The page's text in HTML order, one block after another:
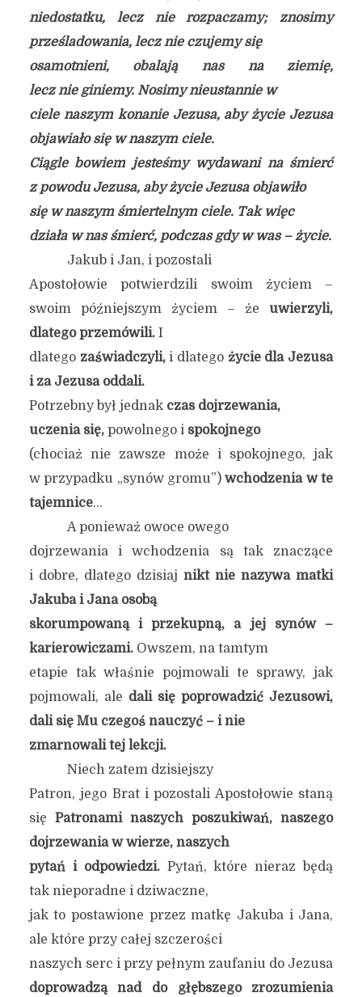
niedostatku, lecz nie rozpaczamy; znosimy
prześladowania, lecz nie czujemy się
osamotnieni, obalają nas na ziemię,
lecz nie giniemy. Nosimy nieustannie w
ciele naszym konanie Jezusa, aby życie Jezusa
objawiało się w naszym ciele.
Ciągle bowiem jesteśmy wydawani na śmierć
z powodu Jezusa, aby życie Jezusa objawiło
się w naszym śmiertelnym ciele. Tak więc
działa w nas śmierć, podczas gdy w was – życie.
Jakub i Jan, i pozostali
Apostołowie potwierdzili swoim życiem –
swoim późniejszym życiem – że uwierzyli,
dlatego przemówili.I
dlatego zaświadczyli,i dlatego życie dla Jezusa
i za Jezusa oddali.
Potrzebny był jednak czas dojrzewania,
uczenia się,powolnego i spokojnego
(chociaż nie zawsze może i spokojnego, jak
w przypadku „synów gromu”)wchodzenia w te
tajemnice…
A ponieważ owoce owego
dojrzewania i wchodzenia są tak znaczące
i dobre, dlatego dzisiajnikt nie nazywa matki
Jakuba i Jana osobą
skorumpowaną i przekupną, a jej synów –
karierowiczami.Owszem, na tamtym
etapie tak właśnie pojmowali te sprawy, jak
pojmowali, ale dali się poprowadzić Jezusowi,
dali się Mu czegoś nauczyć – i nie
zmarnowali tej lekcji.
Niech zatem dzisiejszy
Patron, jego Brat i pozostali Apostołowie staną
się Patronami naszych poszukiwań, naszego
dojrzewania w wierze, naszych
pytań i odpowiedzi.Pytań, które nieraz będą
tak nieporadne i dziwaczne,
jak to postawione przez matkę Jakuba i Jana,
ale które przy całej szczerości
naszych serc i przy pełnym zaufaniu do Jezusa
doprowadzą nad do głębszego zrozumienia